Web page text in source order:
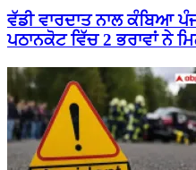
ਵੱਡੀ ਵਾਰਦਾਤ ਨਾਲ ਕੰਬਿਆ
ਪਠਾਨਕੋਟ ਵਿੱਚ 2 ਭਰਾਵਾਂ ਨੇ